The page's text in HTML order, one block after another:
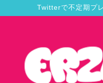
Twitterで不定期プ